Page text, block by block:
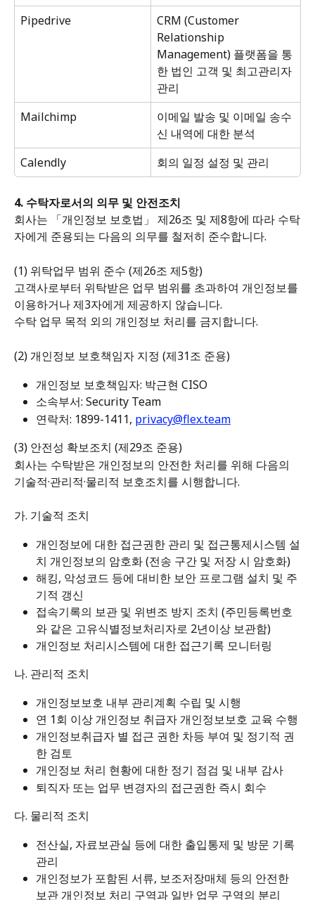
Pipedrive
CRM (Customer
Relationship
Management) 플랫폼을 통
한 법인 고객 및 최고관리자
관리
Mailchimp
이메일 발송 및 이메일 송수
신 내역에 대한 분석
Calendly
회의 일정 설정 및 관리
4. 수탁자로서의 의무 및 안전조치
회사는 「개인정보 보호법」 제26조 및 제8항에 따라 수탁
자에게 준용되는 다음의 의무를 철저히 준수합니다.
(1) 위탁업무 범위 준수 (제26조 제5항)
고객사로부터 위탁받은 업무 범위를 초과하여 개인정보를
이용하거나 제3자에게 제공하지 않습니다.
수탁 업무 목적 외의 개인정보 처리를 금지합니다.
(2) 개인정보 보호책임자 지정 (제31조 준용)
개인정보 보호책임자: 박근현 CISO
소속부서: Security Team
연락처: 1899-1411, privacy@flex.team
(3) 안전성 확보조치 (제29조 준용)
회사는 수탁받은 개인정보의 안전한 처리를 위해 다음의
기술적·관리적·물리적 보호조치를 시행합니다.
가. 기술적 조치
개인정보에 대한 접근권한 관리 및 접근통제시스템 설
치 개인정보의 암호화 (전송 구간 및 저장 시 암호화)
해킹, 악성코드 등에 대비한 보안 프로그램 설치 및 주
기적 갱신
접속기록의 보관 및 위변조 방지 조치 (주민등록번호
와 같은 고유식별정보처리자로 2년이상 보관함)
개인정보 처리시스템에 대한 접근기록 모니터링
나. 관리적 조치
개인정보보호 내부 관리계획 수립 및 시행
연 1회 이상 개인정보 취급자 개인정보보호 교육 수행
개인정보취급자 별 접근 권한 차등 부여 및 정기적 권
한 검토
개인정보 처리 현황에 대한 정기 점검 및 내부 감사
퇴직자 또는 업무 변경자의 접근권한 즉시 회수
다. 물리적 조치
전산실, 자료보관실 등에 대한 출입통제 및 방문 기록
관리
개인정보가 포함된 서류, 보조저장매체 등의 안전한
보관 개인정보 처리 구역과 일반 업무 구역의 분리